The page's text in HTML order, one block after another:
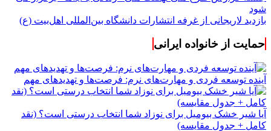
شود
بازدید لاریجانی از غرفه انتشارات دانشگاه بین‌المللی اهل‌بیت (ع)
حمایت از خانواده ایرانی
آینده توسعه فردی و مهارت‌های نرم: فرصت‌ها و تهدیدهای مهم
آیا شیر خشک بیومیل برای نوزاد شما انتخاب درستی است؟ (نقد
کامل + جدول مقایسه)